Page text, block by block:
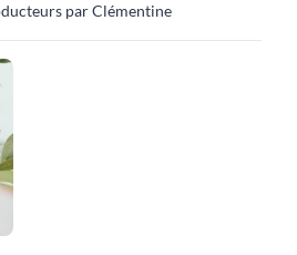
par Clémentine